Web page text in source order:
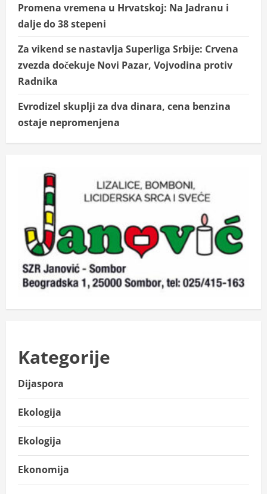
Promena vremena u Hrvatskoj: Na Jadranu i
dalje do 38 stepeni
Za vikend se nastavlja Superliga Srbije: Crvena
zvezda dočekuje Novi Pazar, Vojvodina protiv
Radnika
Evrodizel skuplji za dva dinara, cena benzina
ostaje nepromenjena
Kategorije
Dijaspora
Ekologija
Ekologija
Ekonomija